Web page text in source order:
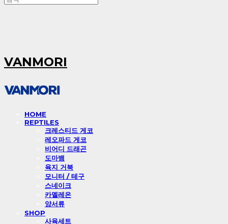
VANMORI
HOME
REPTILES
크레스티드 게코
레오파드 게코
비어디 드래곤
도마뱀
육지 거북
모니터 / 테구
스네이크
카멜레온
양서류
SHOP
사육세트